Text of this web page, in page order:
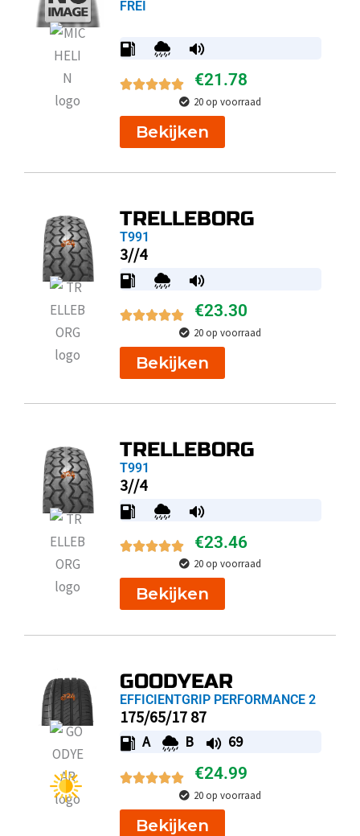
FREI
€21.78
20 op voorraad
Bekijken
TRELLEBORG
T991
3//4
€23.30
20 op voorraad
Bekijken
TRELLEBORG
T991
3//4
€23.46
20 op voorraad
Bekijken
GOODYEAR
EFFICIENTGRIP PERFORMANCE 2
175/65/17 87
A B 69
€24.99
20 op voorraad
Bekijken